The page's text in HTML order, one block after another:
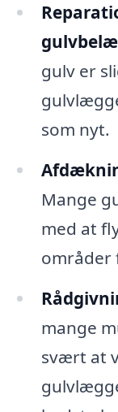
gulv er
som nyt.
Mange
med at
områder
mange
svært at